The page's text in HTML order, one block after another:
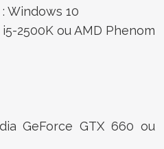
Windows 10
2500K ou AMD Phenom
GeForce GTX 660 ou